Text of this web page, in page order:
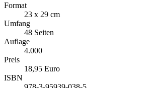
Format
23 x 29 cm
Umfang
48 Seiten
Auflage
4.000
Preis
18,95 Euro
ISBN